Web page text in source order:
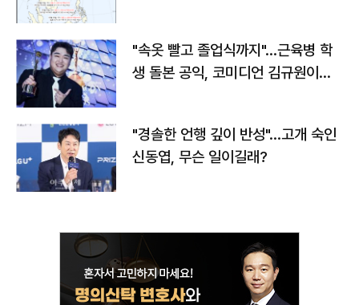
"속옷 빨고 졸업식까지"…근육병 학
생 돌본 공익, 코미디언 김규원이었
"경솔한 언행 깊이 반성"…고개 숙인
신동엽, 무슨 일이길래?